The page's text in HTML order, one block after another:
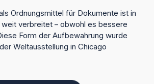
Ordnungsmittel für Dokumente ist in
verbreitet – obwohl es bessere
Form der Aufbewahrung wurde
Weltausstellung in Chicago